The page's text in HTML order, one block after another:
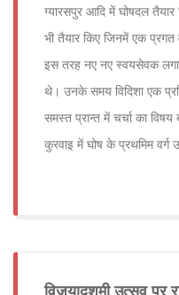
ग्यारसपुर आदि में घोषदल
भी तैयार किए जिनमें एक प्रगत
इस तरह नए नए स्वयसेवक
थे। उनके समय विदिशा एक
समस्त प्रान्त में चर्चा का
कुरवाइ में घोष के प्रथमिम वर्ग
विजयादशमी उत्सव पर